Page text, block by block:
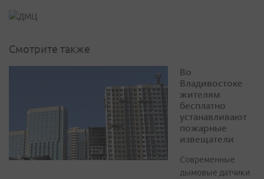
Смотрите также
Во
Владивостоке
жителям
бесплатно
устанавливают
пожарные
извещатели
Современные
дымовые датчики